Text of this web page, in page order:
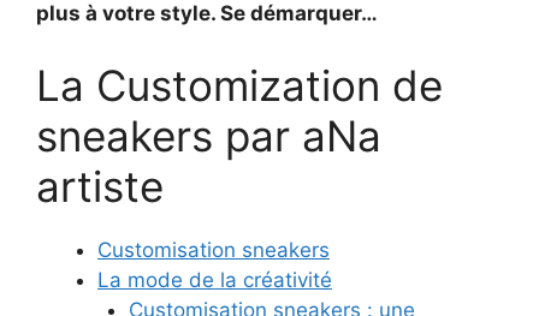
plus à votre style. Se démarquer…
La Customization de
sneakers par aNa
artiste
Customisation sneakers
La mode de la créativité
Customisation sneakers : une